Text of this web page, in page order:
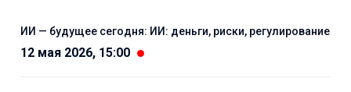
ИИ — будущее сегодня: ИИ: деньги, риски, регулирование
12 мая 2026, 15:00